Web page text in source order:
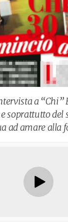
a “Chi”
soprattutto del
ad amare alla